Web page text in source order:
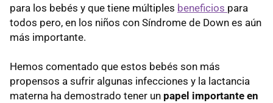
para los bebés y que tiene múltiples beneficios para
todos pero, en los niños con Síndrome de Down es aún
más importante.
Hemos comentado que estos bebés son más
propensos a sufrir algunas infecciones y la lactancia
materna ha demostrado tener un papel importante en